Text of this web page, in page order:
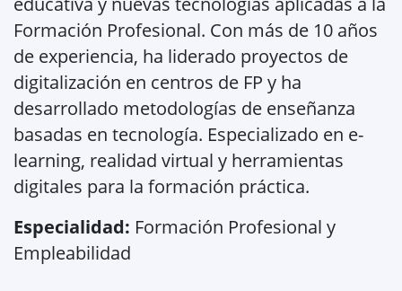
Formación Profesional. Con más de 10 años
de experiencia, ha liderado proyectos de
digitalización en centros de FP y ha
desarrollado metodologías de enseñanza
basadas en tecnología. Especializado en e-
learning, realidad virtual y herramientas
digitales para la formación práctica.
Especialidad: Formación Profesional y
Empleabilidad